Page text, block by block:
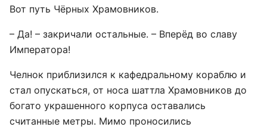
Вот путь Чёрных Храмовников.
– Да! – закричали остальные. – Вперёд во славу
Императора!
Челнок приблизился к кафедральному кораблю и
стал опускаться, от носа шаттла Храмовников до
богато украшенного корпуса оставались
считанные метры. Мимо проносились